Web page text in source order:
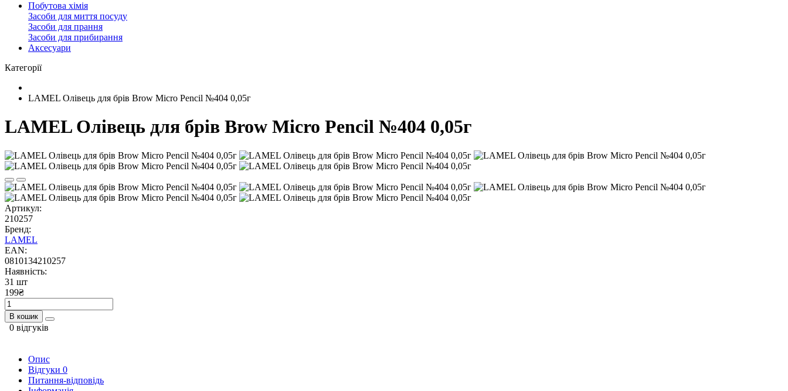
Побутова хімія
Засоби для миття посуду
Засоби для прання
Засоби для прибирання
Аксесуари
Категорії
LAMEL Олівець для брів Brow Micro Pencil №404 0,05г
LAMEL Олівець для брів Brow Micro Pencil №404 0,05г
Артикул:
210257
Бренд:
LAMEL
EAN:
0810134210257
Наявність:
31 шт
199₴
В кошик
0 відгуків
Опис
Відгуки 0
Питання-відповідь